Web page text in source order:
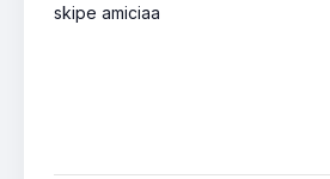
skipe amiciaa